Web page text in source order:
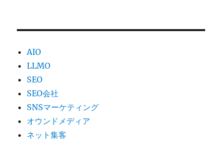
AIO
LLMO
SEO
SEO会社
SNSマーケティング
オウンドメディア
ネット集客